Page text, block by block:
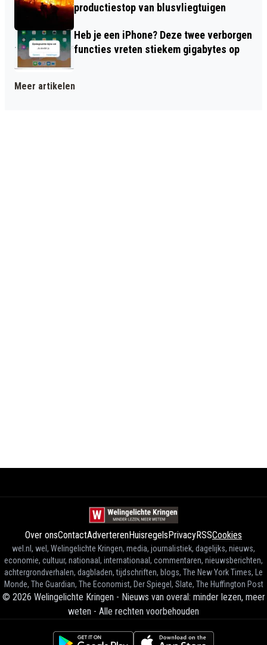
productiestop van blusvliegtuigen
Heb je een iPhone? Deze twee verborgen
functies vreten stiekem gigabytes op
Meer artikelen
Over onsContactAdverterenHuisregelsPrivacyRSSCookies
wel.nl, wel, Welingelichte Kringen, media, journalistiek, dagelijks, nieuws,
economie, cultuur, nationaal, internationaal, commentaren, nieuwsberichten,
achtergrondverhalen, dagbladen, tijdschriften, blogs, The New York Times, Le
Monde, The Guardian, The Economist, Der Spiegel, Slate, The Huffington Post
© 2026 Welingelichte Kringen - Nieuws van overal: minder lezen, meer
weten - Alle rechten voorbehouden